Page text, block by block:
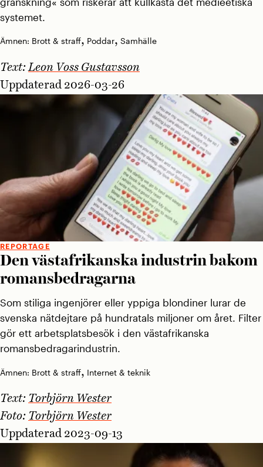
systemet.
Ämnen: Brott & straff, Poddar, Samhälle
Text:Leon Voss Gustavsson
Uppdaterad 2026-03-26
REPORTAGE
Den västafrikanska industrin bakom
romansbedragarna
Som stiliga ingenjörer eller yppiga blondiner lurar de
svenska nätdejtare på hundratals miljoner om året. Filter
gör ett arbetsplatsbesök i den västafrikanska
romansbedragarindustrin.
Ämnen: Brott & straff, Internet & teknik
Text: Torbjörn Wester
Foto: Torbjörn Wester
Uppdaterad 2023-09-13